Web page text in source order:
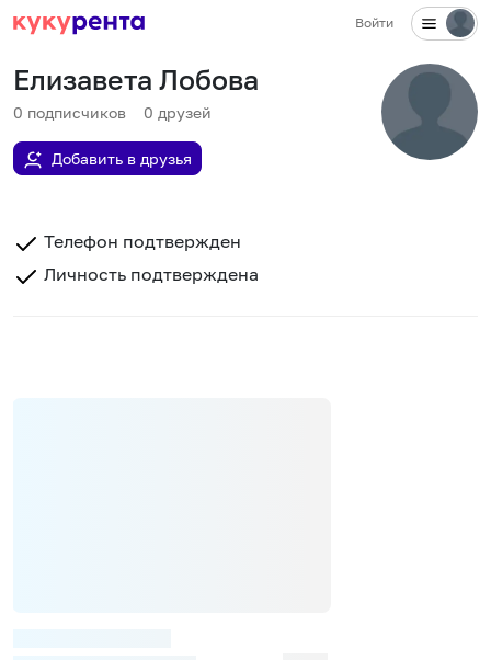
Войти
Елизавета Лобова
0 подписчиков 0 друзей
Добавить в друзья
Телефон подтвержден
Личность подтверждена